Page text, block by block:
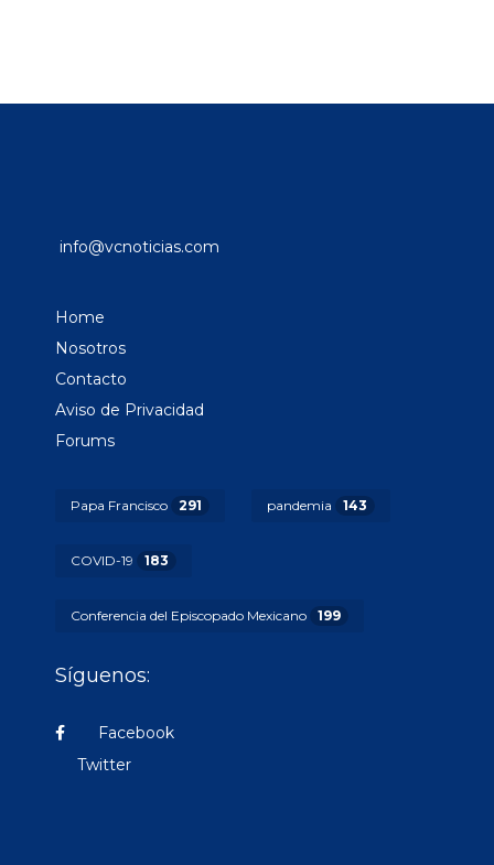
info@vcnoticias.com
Home
Nosotros
Contacto
Aviso de Privacidad
Forums
Papa Francisco 291 pandemia 143
COVID-19 183
Conferencia del Episcopado Mexicano 199
Síguenos:
Facebook
Twitter